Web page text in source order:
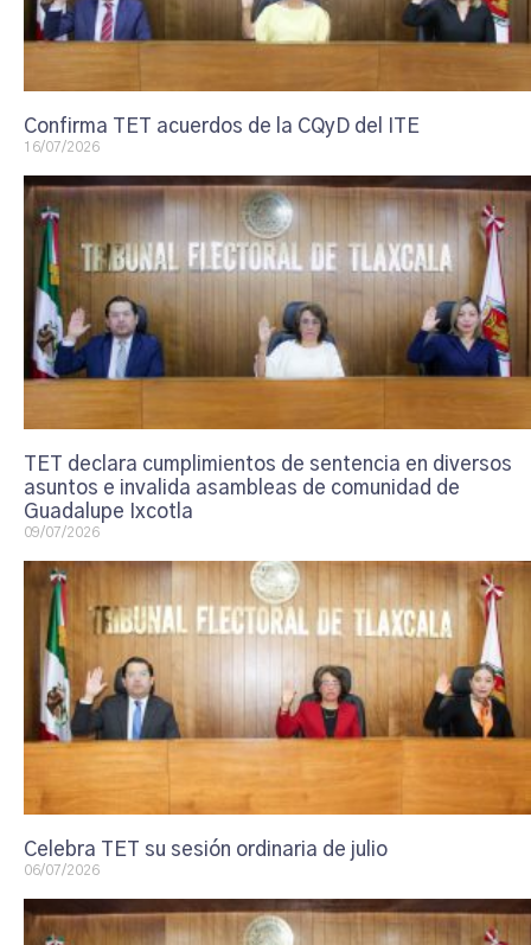
Confirma TET acuerdos de la CQyD del ITE
16/07/2026
TET declara cumplimientos de sentencia en diversos
asuntos e invalida asambleas de comunidad de
Guadalupe Ixcotla
09/07/2026
Celebra TET su sesión ordinaria de julio
06/07/2026